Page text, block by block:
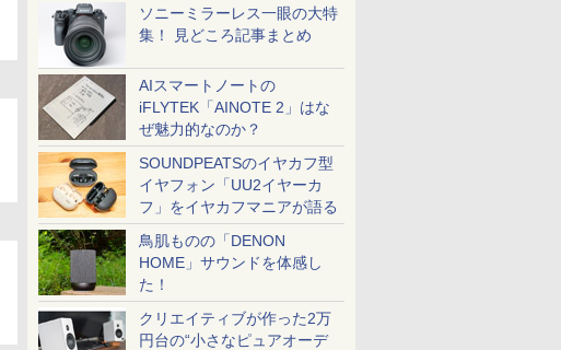
ソニーミラーレス一眼の大特
集！ 見どころ記事まとめ
AIスマートノートの
iFLYTEK「AINOTE 2」はな
ぜ魅力的なのか？
SOUNDPEATSのイヤカフ型
イヤフォン「UU2イヤーカ
フ」をイヤカフマニアが語る
鳥肌ものの「DENON
HOME」サウンドを体感し
た！
クリエイティブが作った2万
円台の“小さなピュアオーデ